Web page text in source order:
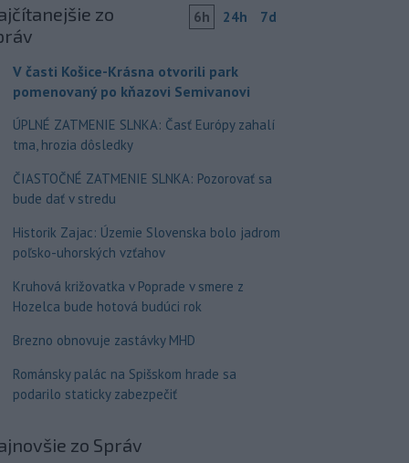
zo
6h 24h 7d
V časti Košice-Krásna otvorili park
pomenovaný po kňazovi Semivanovi
ÚPLNÉ ZATMENIE SLNKA: Časť Európy zahalí
tma, hrozia dôsledky
ČIASTOČNÉ ZATMENIE SLNKA: Pozorovať sa
bude dať v stredu
Historik Zajac: Územie Slovenska bolo jadrom
poľsko-uhorských vzťahov
Kruhová križovatka v Poprade v smere z
Hozelca bude hotová budúci rok
Brezno obnovuje zastávky MHD
Románsky palác na Spišskom hrade sa
podarilo staticky zabezpečiť
zo Správ